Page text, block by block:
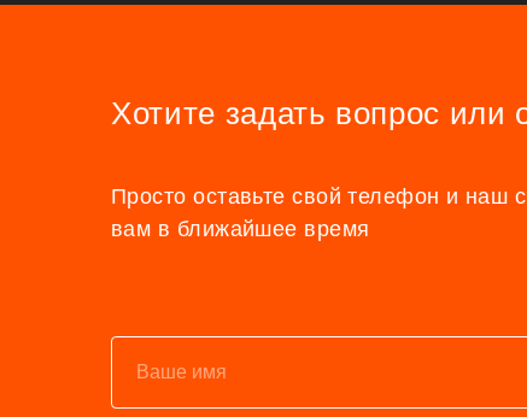
Хотите задать вопрос или
Просто оставьте свой телефон и наш
вам в ближайшее время